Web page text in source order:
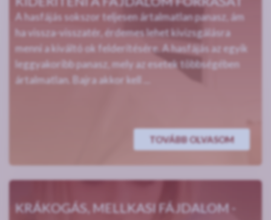
A hasfájás sokszor teljesen ártalmatlan panasz, ám
ha vissza-visszatér, érdemes lehet kivizsgálásra
menni a kiváltó ok felderítésére. A hasfájás az egyik
leggyakoribb panasz, mely az esetek többségében
ártalmatlan. Bajra akkor kell ...
TOVÁBB OLVASOM
KRÁKOGÁS, MELLKASI FÁJDALOM -